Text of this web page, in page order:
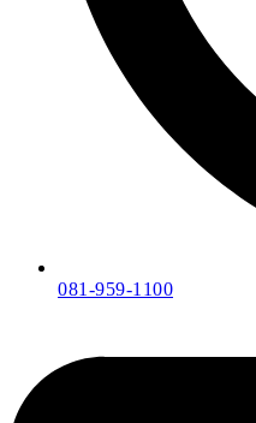
081-959-1100